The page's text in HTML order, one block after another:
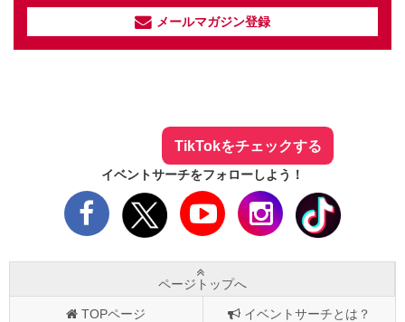
メールマガジン登録
TikTokをチェックする
イベントサーチをフォローしよう！
ページトップへ
TOPページ イベントサーチとは？